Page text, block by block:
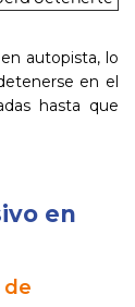
autopista, lo
en el
hasta que
en
de